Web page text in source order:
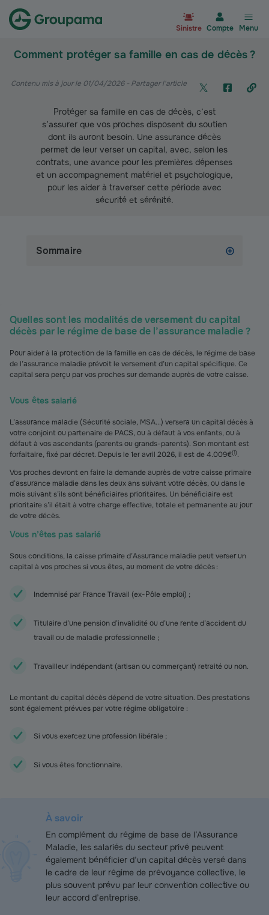
Sinistre Compte Menu
Comment protéger sa famille en cas de décès ?
Contenu mis à jour le 01/04/2026- Partager l'article
Protéger sa famille en cas de décès, c’est
s’assurer que vos proches disposent du soutien
dont ils auront besoin. Une assurance décès
permet de leur verser un capital, avec, selon les
contrats, une avance pour les premières dépenses
et un accompagnement matériel et psychologique,
pour les aider à traverser cette période avec
sécurité et sérénité.
Sommaire
Quelles sont les modalités de versement du capital
décès par le régime de base de l’assurance maladie ?
Pour aider à la protection de la famille en cas de décès, le régime de base
de l’assurance maladie prévoit le versement d’un capital spécifique. Ce
capital sera perçu par vos proches sur demande auprès de votre caisse.
Vous êtes salarié
L’assurance maladie (Sécurité sociale, MSA...) versera un capital décès à
votre conjoint ou partenaire de PACS, ou à défaut à vos enfants, ou à
défaut à vos ascendants (parents ou grands-parents). Son montant est
forfaitaire, fixé par décret. Depuis le 1er avril 2026, il est de 4.009€(1).
Vos proches devront en faire la demande auprès de votre caisse primaire
d’assurance maladie dans les deux ans suivant votre décès, ou dans le
mois suivant s’ils sont bénéficiaires prioritaires. Un bénéficiaire est
prioritaire s’il était à votre charge effective, totale et permanente au jour
de votre décès.
Vous n’êtes pas salarié
Sous conditions, la caisse primaire d’Assurance maladie peut verser un
capital à vos proches si vous êtes, au moment de votre décès :
Indemnisé par France Travail (ex-Pôle emploi) ;
Titulaire d’une pension d’invalidité ou d’une rente d’accident du
travail ou de maladie professionnelle ;
Travailleur indépendant (artisan ou commerçant) retraité ou non.
Le montant du capital décès dépend de votre situation. Des prestations
sont également prévues par votre régime obligatoire :
Si vous exercez une profession libérale ;
Si vous êtes fonctionnaire.
À savoir
En complément du régime de base de l’Assurance
Maladie, les salariés du secteur privé peuvent
également bénéficier d’un capital décès versé dans
le cadre de leur régime de prévoyance collective, le
plus souvent prévu par leur convention collective ou
leur accord d’entreprise.